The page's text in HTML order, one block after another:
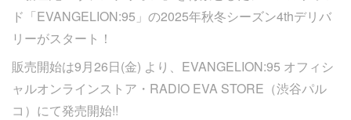
ド「EVANGELION:95」の2025年秋冬シーズン4thデリバ
リーがスタート！
販売開始は9月26日(金) より、EVANGELION:95 オフィシ
ャルオンラインストア・RADIO EVA STORE（渋谷パル
コ）にて発売開始!!